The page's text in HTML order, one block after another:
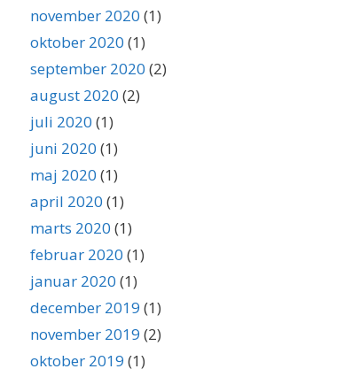
november 2020 (1)
oktober 2020 (1)
september 2020 (2)
august 2020 (2)
juli 2020 (1)
juni 2020 (1)
maj 2020 (1)
april 2020 (1)
marts 2020 (1)
februar 2020 (1)
januar 2020 (1)
december 2019 (1)
november 2019 (2)
oktober 2019 (1)